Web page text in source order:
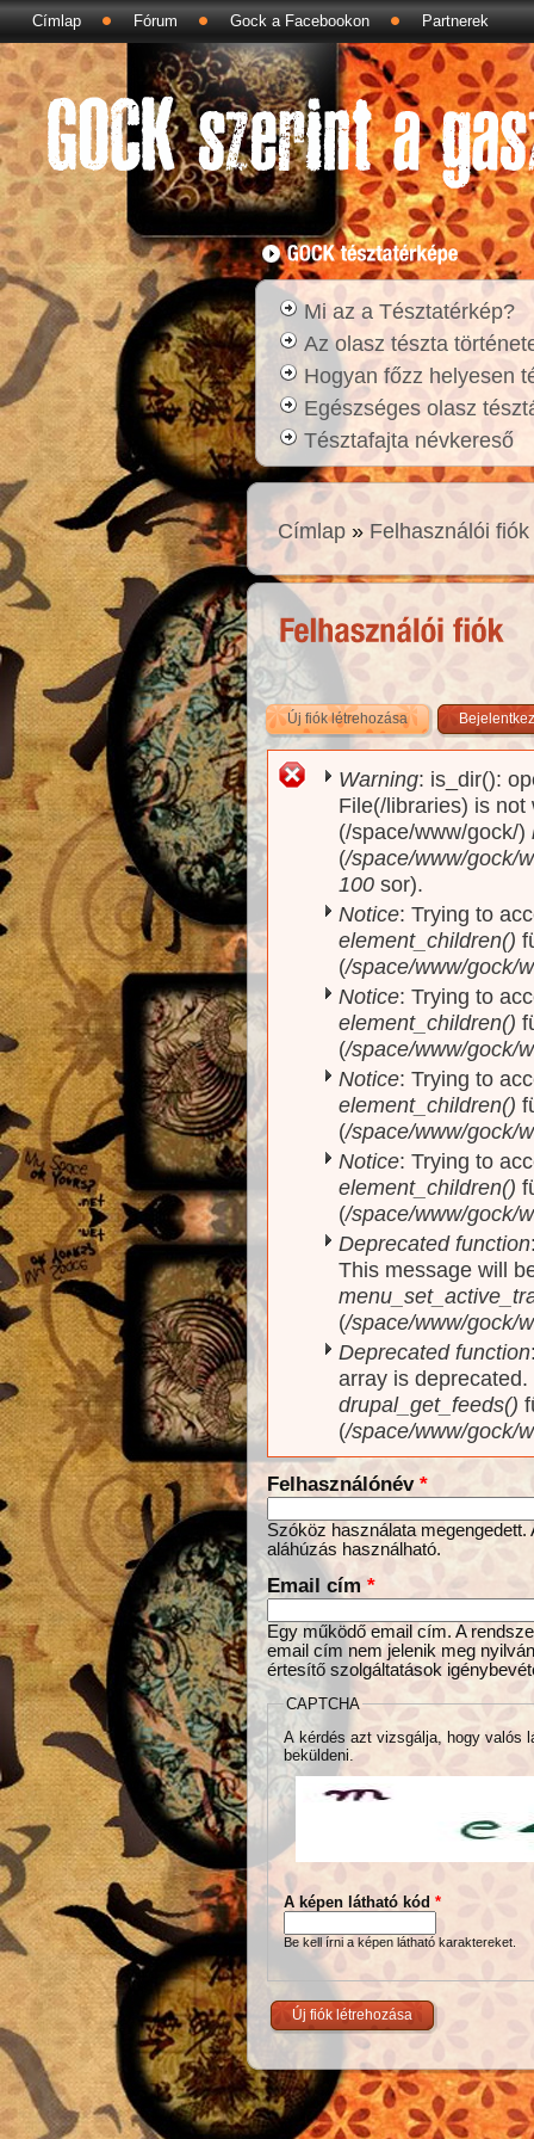
Címlap Fórum Gock a Facebookon Partnerek
Mi az a Tésztatérkép?
Az olasz tészta
Hogyan főzz helyesen
Egészséges olasz
Tésztafajta névkereső
Címlap » Felhasználói fiók
Új fiók létrehozása(aktív fül)
Hibaüzenet
Warning: is_dir():
File(/libraries) is
(/space/www/gock/)
(/space/www/gock/
100 sor).
Notice: Trying to
element_children()
(/space/www/gock/
Notice: Trying to
element_children()
(/space/www/gock/
Notice: Trying to
element_children()
(/space/www/gock/
Notice: Trying to
element_children()
(/space/www/gock/
Deprecated function
This message will
(/space/www/gock/
Deprecated function
array is
drupal_get_feeds()
(/space/www/gock/
Felhasználónév *
Szóköz használata
aláhúzás használható.
Email cím *
Egy működő email cím. A
email cím nem jelenik meg
értesítő szolgáltatások
CAPTCHA
A kérdés azt vizsgálja, hogy valós
beküldeni.
A képen látható kód *
Be kell írni a képen látható karaktereket.